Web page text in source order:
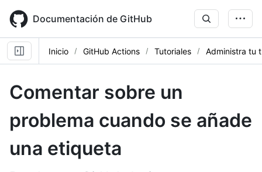
main
content
Documentación de GitHub
Inicio GitHub Actions Tutoriales Administra tu
Comentar sobre un
problema cuando se añade
una etiqueta